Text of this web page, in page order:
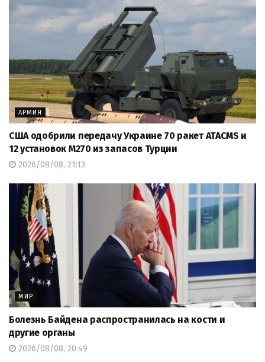
АРМИЯ
США одобрили передачу Украине 70 ракет ATACMS и
12 установок M270 из запасов Турции
2026/08/08, 21:13
МИР
Болезнь Байдена распространилась на кости и
другие органы
2026/08/08, 20:49